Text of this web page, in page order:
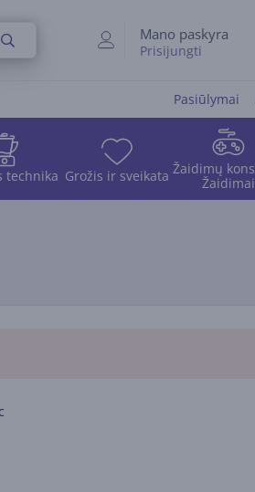
Mano paskyra
Prisijungti
Pasiūlymai
technika Grožis ir sveikata Žaidimų
Žaidimai